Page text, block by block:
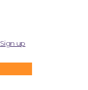
Sign up